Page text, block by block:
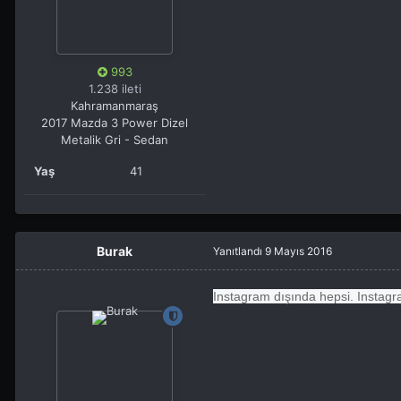
993
1.238 ileti
Kahramanmaraş
2017 Mazda 3 Power Dizel
Metalik Gri - Sedan
Yaş 41
Burak Yanıtlandı 9 Mayıs 2016
Instagram dışında hepsi.